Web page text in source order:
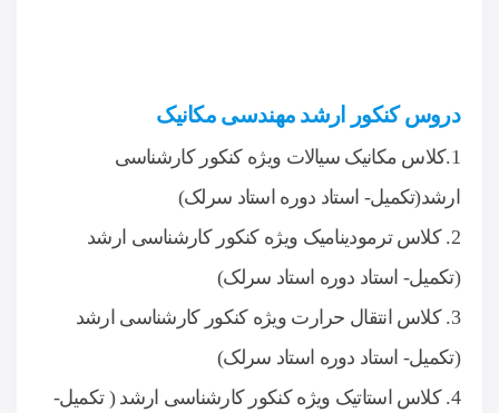
دروس کنکور ارشد مهندسی مکانیک
1.کلاس مکانیک سیالات ویژه کنکور کارشناسی
ارشد(تکمیل- استاد دوره استاد سرلک)
2. کلاس ترمودینامیک ویژه کنکور کارشناسی ارشد
(تکمیل- استاد دوره استاد سرلک)
3. کلاس انتقال حرارت ویژه کنکور کارشناسی ارشد
(تکمیل- استاد دوره استاد سرلک)
4. کلاس استاتیک ویژه کنکور کارشناسی ارشد ( تکمیل-